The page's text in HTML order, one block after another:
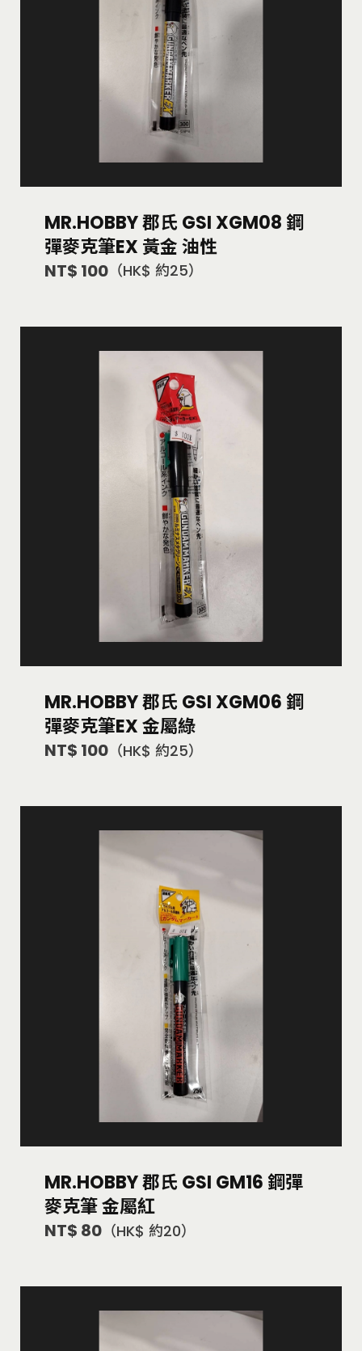
MR.HOBBY 郡氏 GSI XGM08 鋼
彈麥克筆EX 黃金 油性
NT$ 100 （HK$ 約25）
MR.HOBBY 郡氏 GSI XGM06 鋼
彈麥克筆EX 金屬綠
NT$ 100 （HK$ 約25）
MR.HOBBY 郡氏 GSI GM16 鋼彈
麥克筆 金屬紅
NT$ 80 （HK$ 約20）